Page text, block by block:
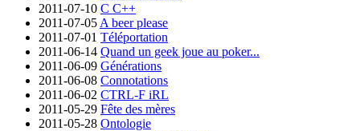
2011-07-10 C C++
2011-07-05 A beer please
2011-07-01 Téléportation
2011-06-14 Quand un geek joue au poker...
2011-06-09 Générations
2011-06-08 Connotations
2011-06-02 CTRL-F iRL
2011-05-29 Fête des mères
2011-05-28 Ontologie